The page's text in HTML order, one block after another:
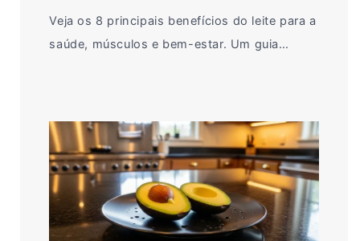
Veja os 8 principais benefícios do leite para a
saúde, músculos e bem-estar. Um guia…